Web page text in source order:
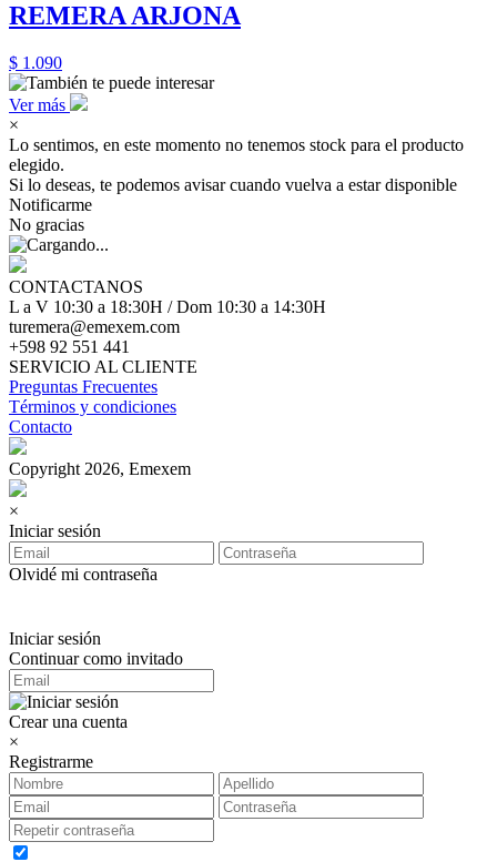
REMERA ARJONA
$ 1.090
Ver más
×
Lo sentimos, en este momento no tenemos stock para el producto
elegido.
Si lo deseas, te podemos avisar cuando vuelva a estar disponible
Notificarme
No gracias
CONTACTANOS
L a V 10:30 a 18:30H / Dom 10:30 a 14:30H
turemera@emexem.com
+598 92 551 441
SERVICIO AL CLIENTE
Preguntas Frecuentes
Términos y condiciones
Contacto
Copyright 2026, Emexem
×
Iniciar sesión
Olvidé mi contraseña
Iniciar sesión
Continuar como invitado
Crear una cuenta
×
Registrarme